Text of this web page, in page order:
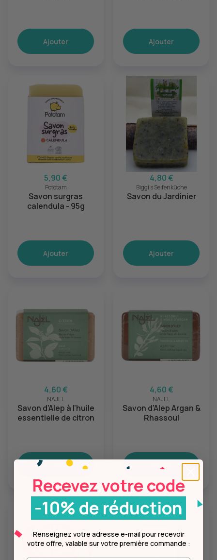
Ajouter Ajouter
5,90 €
Pototam
Savon surgras
calendula - 95g
Ajouter
4,80 €
Biggi's Seifenküche
Savon du Jardinier
Ajouter
4,60 €
NAJEL
Savon d'Alep à l'huile
essentielle de citron
Ajouter
4,60 €
NAJEL
Savon d'Alep Argan &
Rhassoul
Ajouter
Recevez votre code
-10% de réduction
Renseignez votre adresse e-mail pour recevoir
votre offre, valable sur votre première commande :